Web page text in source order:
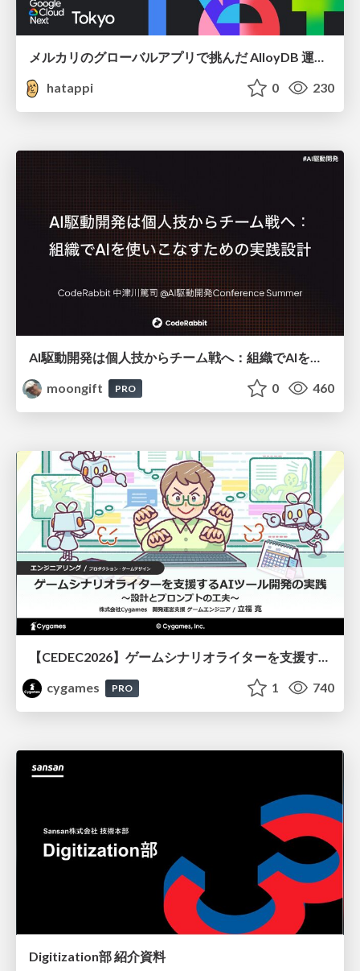
メルカリのグローバルアプリで挑んだ AlloyDB 運用と課題解決の実践記
hatappi
0 230
moongift
PRO 0 460
【CEDEC2026】ゲームシナリオライターを支援するAIツール開発の実践 ― 設計とプロンプトの工夫 ―
cygames
PRO 1 740
Digitization部 紹介資料